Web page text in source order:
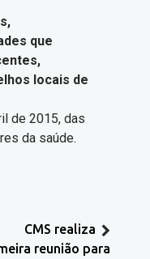
que
locais de
de 2015, das
da saúde.
CMS realiza
reunião para